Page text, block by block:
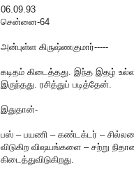
06.09.93
சென்னை-64
அன்புள்ள கிருஷ்ணகுமார்-----
கடிதம் கிடைத்தது. இந்த இதழ்
இருந்தது. ரசித்துப் படித்தேன்.
இதுதான்-
பஸ் – பயணி – கண்டக்டர் –
விடுகிற விஷயங்களை – சற்று
கிடைத்துவிடுகிறது.